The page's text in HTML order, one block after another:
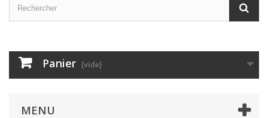
Panier (vide)
MENU